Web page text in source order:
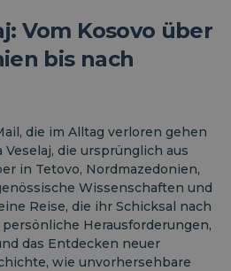
Vom Kosovo über
bis nach
die im Alltag verloren gehen
die ursprünglich aus
in Tetovo, Nordmazedonien,
Wissenschaften und
Reise, die ihr Schicksal nach
Herausforderungen,
das Entdecken neuer
wie unvorhersehbare